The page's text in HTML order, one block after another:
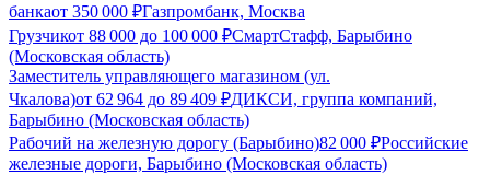
банкаот 350 000 ₽Газпромбанк, Москва
Грузчикот 88 000 до 100 000 ₽СмартСтафф, Барыбино
(Московская область)
Заместитель управляющего магазином (ул.
Чкалова)от 62 964 до 89 409 ₽ДИКСИ, группа компаний,
Барыбино (Московская область)
Рабочий на железную дорогу (Барыбино)82 000 ₽Российские
железные дороги, Барыбино (Московская область)